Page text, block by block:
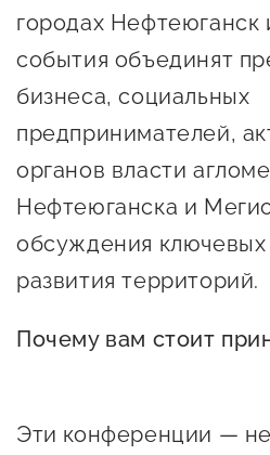
предпринимательства
Финансовая
Меры поддержки в
внешнего
Центр
городах Нефтеюганск
события объединят
бизнеса, социальных
предпринимателей,
органов власти
Нефтеюганска и
обсуждения ключевых
развития территорий.
Почему вам стоит
Эти конференции —